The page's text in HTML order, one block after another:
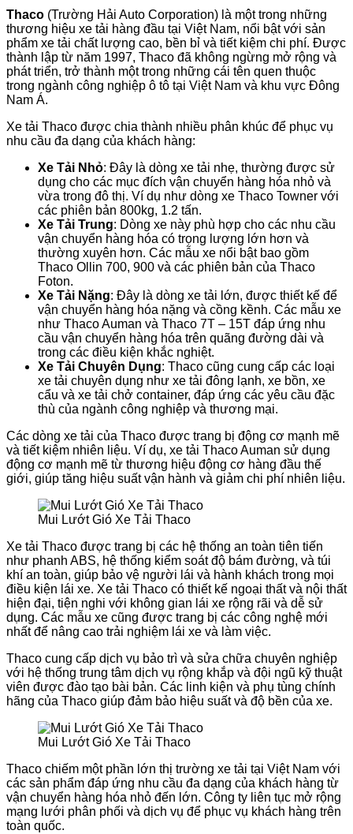
Thaco (Trường Hải Auto Corporation) là một trong những
thương hiệu xe tải hàng đầu tại Việt Nam, nổi bật với sản
phẩm xe tải chất lượng cao, bền bỉ và tiết kiệm chi phí. Được
thành lập từ năm 1997, Thaco đã không ngừng mở rộng và
phát triển, trở thành một trong những cái tên quen thuộc
trong ngành công nghiệp ô tô tại Việt Nam và khu vực Đông
Nam Á.
Xe tải Thaco được chia thành nhiều phân khúc để phục vụ
nhu cầu đa dạng của khách hàng:
Xe Tải Nhỏ: Đây là dòng xe tải nhẹ, thường được sử
dụng cho các mục đích vận chuyển hàng hóa nhỏ và
vừa trong đô thị. Ví dụ như dòng xe Thaco Towner với
các phiên bản 800kg, 1.2 tấn.
Xe Tải Trung: Dòng xe này phù hợp cho các nhu cầu
vận chuyển hàng hóa có trọng lượng lớn hơn và
thường xuyên hơn. Các mẫu xe nổi bật bao gồm
Thaco Ollin 700, 900 và các phiên bản của Thaco
Foton.
Xe Tải Nặng: Đây là dòng xe tải lớn, được thiết kế để
vận chuyển hàng hóa nặng và cồng kềnh. Các mẫu xe
như Thaco Auman và Thaco 7T – 15T đáp ứng nhu
cầu vận chuyển hàng hóa trên quãng đường dài và
trong các điều kiện khắc nghiệt.
Xe Tải Chuyên Dụng: Thaco cũng cung cấp các loại
xe tải chuyên dụng như xe tải đông lạnh, xe bồn, xe
cẩu và xe tải chở container, đáp ứng các yêu cầu đặc
thù của ngành công nghiệp và thương mại.
Các dòng xe tải của Thaco được trang bị động cơ mạnh mẽ
và tiết kiệm nhiên liệu. Ví dụ, xe tải Thaco Auman sử dụng
động cơ mạnh mẽ từ thương hiệu động cơ hàng đầu thế
giới, giúp tăng hiệu suất vận hành và giảm chi phí nhiên liệu.
Mui Lướt Gió Xe Tải Thaco
Xe tải Thaco được trang bị các hệ thống an toàn tiên tiến
như phanh ABS, hệ thống kiểm soát độ bám đường, và túi
khí an toàn, giúp bảo vệ người lái và hành khách trong mọi
điều kiện lái xe. Xe tải Thaco có thiết kế ngoại thất và nội thất
hiện đại, tiện nghi với không gian lái xe rộng rãi và dễ sử
dụng. Các mẫu xe cũng được trang bị các công nghệ mới
nhất để nâng cao trải nghiệm lái xe và làm việc.
Thaco cung cấp dịch vụ bảo trì và sửa chữa chuyên nghiệp
với hệ thống trung tâm dịch vụ rộng khắp và đội ngũ kỹ thuật
viên được đào tạo bài bản. Các linh kiện và phụ tùng chính
hãng của Thaco giúp đảm bảo hiệu suất và độ bền của xe.
Mui Lướt Gió Xe Tải Thaco
Thaco chiếm một phần lớn thị trường xe tải tại Việt Nam với
các sản phẩm đáp ứng nhu cầu đa dạng của khách hàng từ
vận chuyển hàng hóa nhỏ đến lớn. Công ty liên tục mở rộng
mạng lưới phân phối và dịch vụ để phục vụ khách hàng trên
toàn quốc.